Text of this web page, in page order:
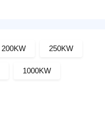
200KW 250KW
1000KW